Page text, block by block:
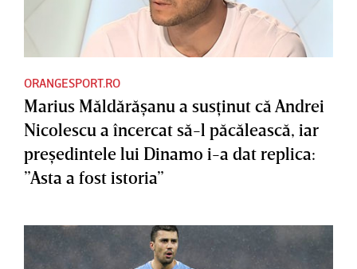
ORANGESPORT.RO
Marius Măldărăşanu a susţinut că Andrei
Nicolescu a încercat să-l păcălească, iar
preşedintele lui Dinamo i-a dat replica:
”Asta a fost istoria”